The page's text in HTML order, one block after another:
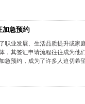
加急预约
职业发展、生活品质提升或家
，其签证申请流程往往成为他
急预约，成为了许多人迫切